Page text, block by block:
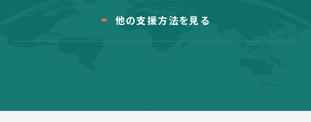
他の支援方法を見る